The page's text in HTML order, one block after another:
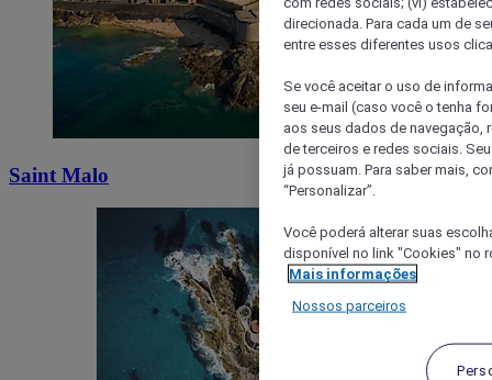
Saint Malo
direcionada. Para cada um de
entre esses diferentes usos
Se você aceitar o uso de
seu e-mail (caso você o tenha
aos seus dados de navegação,
de terceiros e redes sociais.
já possuam. Para saber mais,
“Personalizar”.
Você poderá alterar suas
disponível no link "Cookies" no
Mais informações
Nossos parceiros